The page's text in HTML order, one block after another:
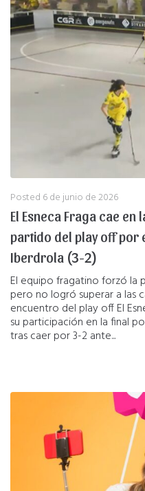
Posted 6 de junio de 2026
El Esneca Fraga cae
partido del play off por
Iberdrola (3-2)
El equipo fragatino forzó la
pero no logró superar a las
encuentro del play off El
su participación en la final
tras caer por 3-2 ante...